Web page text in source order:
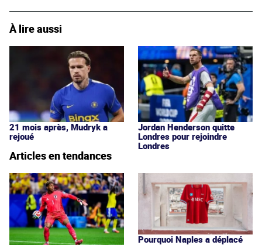
À lire aussi
21 mois après, Mudryk a
rejoué
Jordan Henderson quitte
Londres pour rejoindre
Londres
Articles en tendances
Pourquoi Naples a déplacé